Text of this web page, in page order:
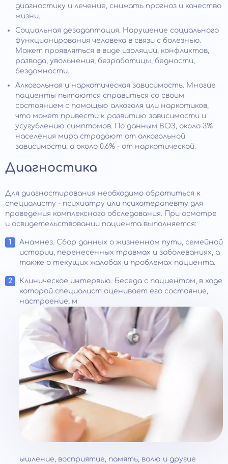
диагностику и лечение, снижать прогноз и качество
жизни.
Социальная дезадаптация. Нарушение социального
функционирования человека в связи с болезнью.
Может проявляться в виде изоляции, конфликтов,
развода, увольнения, безработицы, бедности,
бездомности.
Алкогольная и наркотическая зависимость. Многие
пациенты пытаются справиться со своим
состоянием с помощью алкоголя или наркотиков,
что может привести к развитию зависимости и
усугублению симптомов. По данным ВОЗ, около 3%
населения мира страдают от алкогольной
зависимости, а около 0,6% - от наркотической.
Диагностика
Для диагностирования необходимо обратиться к
специалисту - психиатру или психотерапевту для
проведения комплексного обследования. При осмотре
и освидетельствовании пациента выполняется:
Анамнез. Сбор данных о жизненном пути, семейной
истории, перенесенных травмах и заболеваниях, а
также о текущих жалобах и проблемах пациента.
Клиническое интервью. Беседа с пациентом, в ходе
которой специалист оценивает его состояние,
настроение, м
ышление, восприятие, память, волю и другие